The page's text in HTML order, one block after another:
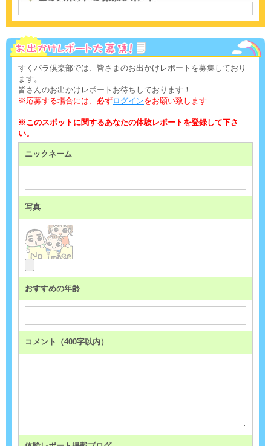
すくパラ倶楽部では、皆さまのお出かけレポートを募集しており
ます。
皆さんのお出かけレポートお待ちしております！
※応募する場合には、必ずログインをお願い致します
※このスポットに関するあなたの体験レポートを登録して下さ
い。
ニックネーム
写真
おすすめの年齢
コメント（400字以内）